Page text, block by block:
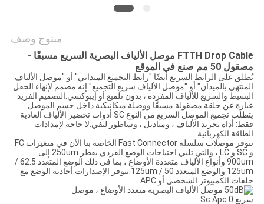
منتوج وصف
FTTH Drop Cable موصل الألياف البصرية السريع مسبقًا -
مصقول 50 مم صنع في الموقع
يُطلق على الرابط السريع أيضًا "رابط التجميع الميداني" أو "موصل الألياف
المنتهي بالميدان" أو "موصل الألياف سريع التجميع".إنه مصمم لإنهاء الحقل
البسيط والسريع للألياف المفردة ، بدون تلميع أو إيبوكسي.التصميم الفريد
عبارة عن حلقة مصقولة مسبقًا ووصلة ميكانيكية داخل جسم الموصل.
يتطلب تجميع الموصل السريع من النوع SC أدوات تحضير الألياف العادية
فقط: أداة تجريد الألياف ، ومناديل ، وساطور ليفي.لا حاجة لإمدادات
الطاقة الكهربائية.
تتوفر موصلات سلسلة Fast Connector الخاصة بنا الآن في متغيرات FC
و SC و LC ، والتي تلبي احتياجات الوضع الفردي بقطر 250um إلى
900um وأنواع الألياف متعددة الأوضاع ، بما في ذلك الوضع المتعدد 62.5 /
125um والوضع المتعدد 50 / 125um.تتوفر الإصدارات أحادية الوضع مع
حلقات الكمبيوتر الشخصي أو APC.